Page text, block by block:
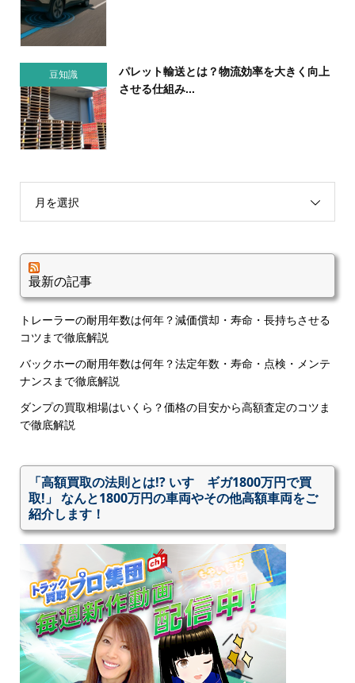
豆知識
パレット輸送とは？物流効率を大きく向上
させる仕組み...
月を選択
最新の記事
トレーラーの耐用年数は何年？減価償却・寿命・長持ちさせる
コツまで徹底解説
バックホーの耐用年数は何年？法定年数・寿命・点検・メンテ
ナンスまで徹底解説
ダンプの買取相場はいくら？価格の目安から高額査定のコツま
で徹底解説
「高額買取の法則とは!? いすゞギガ1800万円で買
取!」 なんと1800万円の車両やその他高額車両をご
紹介します！